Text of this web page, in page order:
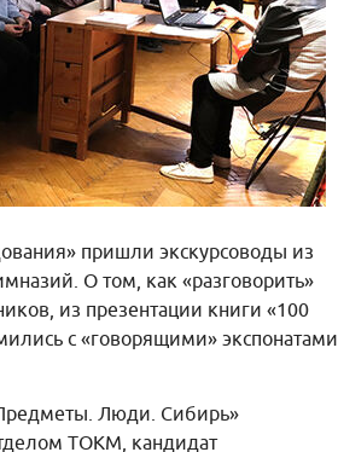
пришли экскурсоводы из
О том, как «разговорить»
из презентации книги «100
с «говорящими» экспонатами
Люди. Сибирь»
ТОКМ, кандидат